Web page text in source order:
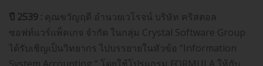
ปี 2539 : คุณขวัญฤดี อำนวยเวโรจน์ บริษัท คริสตอล
ซอฟท์แวร์แพ็คเกจ จำกัด ในกลุ่ม Crystal Software Group
ได้รับเชิญเป็นวิทยากร ไปบรรยายในหัวข้อ “Information